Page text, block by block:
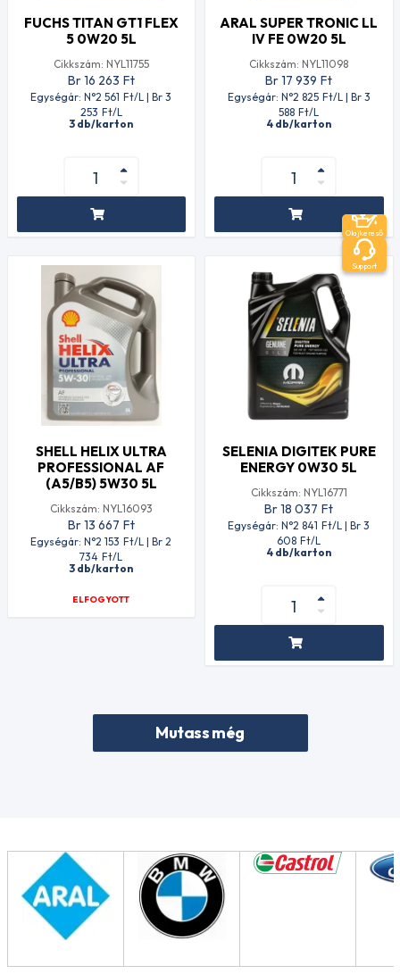
FUCHS TITAN GT1 FLEX
5 0W20 5L
Cikkszám: NYL11755
Br 16 263 Ft
Egységár: N°2 561 Ft/L | Br 3
253 Ft/L
3 db/karton
ARAL SUPER TRONIC LL
IV FE 0W20 5L
Cikkszám: NYL11098
Br 17 939 Ft
Egységár: N°2 825 Ft/L | Br 3
588 Ft/L
4 db/karton
SHELL HELIX ULTRA
PROFESSIONAL AF
(A5/B5) 5W30 5L
Cikkszám: NYL16093
Br 13 667 Ft
Egységár: N°2 153 Ft/L | Br 2
734 Ft/L
3 db/karton
ELFOGYOTT
SELENIA DIGITEK PURE
ENERGY 0W30 5L
Cikkszám: NYL16771
Br 18 037 Ft
Egységár: N°2 841 Ft/L | Br 3
608 Ft/L
4 db/karton
Mutass még
Olajkereső
Support